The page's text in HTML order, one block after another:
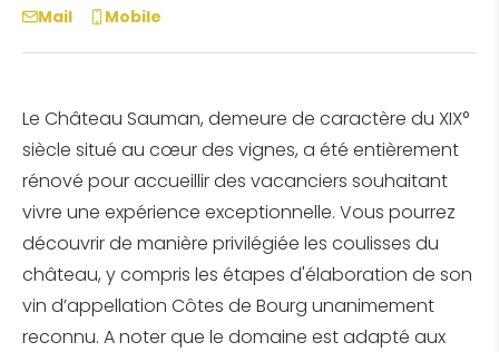
Le Château Sauman, demeure de caractère du XIX°
siècle situé au cœur des vignes, a été entièrement
rénové pour accueillir des vacanciers souhaitant
vivre une expérience exceptionnelle. Vous pourrez
découvrir de manière privilégiée les coulisses du
château, y compris les étapes d'élaboration de son
vin d’appellation Côtes de Bourg unanimement
reconnu. A noter que le domaine est adapté aux
Mail Mobile